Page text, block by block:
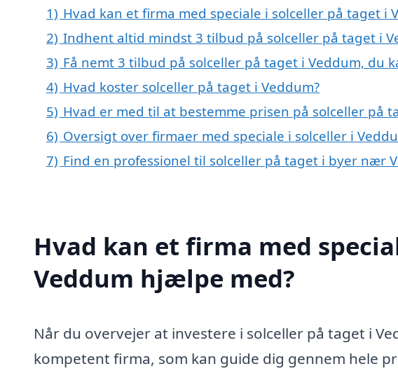
1) Hvad kan et firma med speciale i solceller på taget i
2) Indhent altid mindst 3 tilbud på solceller på taget i
3) Få nemt 3 tilbud på solceller på taget i Veddum, du
4) Hvad koster solceller på taget i Veddum?
5) Hvad er med til at bestemme prisen på solceller på
6) Oversigt over firmaer med speciale i solceller i
7) Find en professionel til solceller på taget i byer nær
Hvad kan et firma med
Veddum hjælpe med?
Når du overvejer at investere i solceller på taget i
kompetent firma, som kan guide dig gennem hele